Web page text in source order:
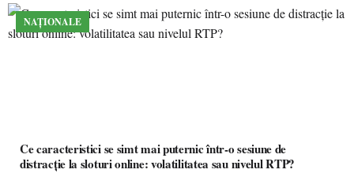
NAȚIONALE
Ce caracteristici se simt mai puternic într-o sesiune de
distracție la sloturi online: volatilitatea sau nivelul RTP?